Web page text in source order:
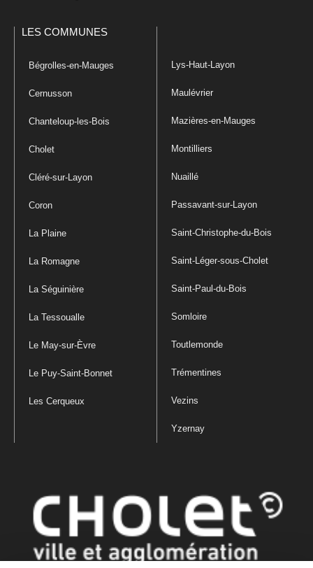
LES COMMUNES
Bégrolles-en-Mauges
Cernusson
Chanteloup-les-Bois
Cholet
Cléré-sur-Layon
Coron
La Plaine
La Romagne
La Séguinière
La Tessoualle
Le May-sur-Èvre
Le Puy-Saint-Bonnet
Les Cerqueux
Lys-Haut-Layon
Maulévrier
Mazières-en-Mauges
Montilliers
Nuaillé
Passavant-sur-Layon
Saint-Christophe-du-Bois
Saint-Léger-sous-Cholet
Saint-Paul-du-Bois
Somloire
Toutlemonde
Trémentines
Vezins
Yzernay